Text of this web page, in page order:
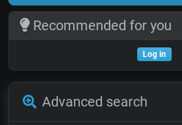
Recommended for you
Log in
Advanced search